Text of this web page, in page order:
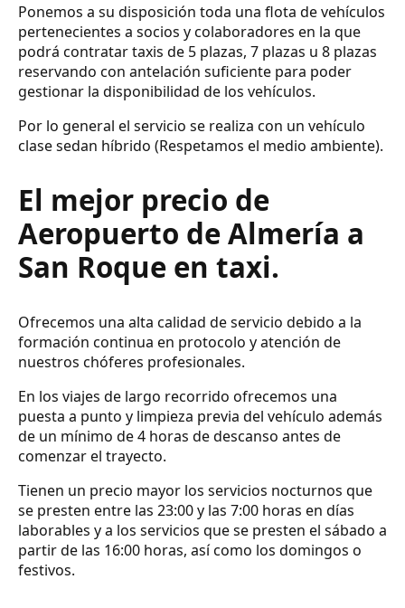
Ponemos a su disposición toda una flota de vehículos
pertenecientes a socios y colaboradores en la que
podrá contratar taxis de 5 plazas, 7 plazas u 8 plazas
reservando con antelación suficiente para poder
gestionar la disponibilidad de los vehículos.
Por lo general el servicio se realiza con un vehículo
clase sedan híbrido (Respetamos el medio ambiente).
El mejor precio de
Aeropuerto de Almería a
San Roque en taxi.
Ofrecemos una alta calidad de servicio debido a la
formación continua en protocolo y atención de
nuestros chóferes profesionales.
En los viajes de largo recorrido ofrecemos una
puesta a punto y limpieza previa del vehículo además
de un mínimo de 4 horas de descanso antes de
comenzar el trayecto.
Tienen un precio mayor los servicios nocturnos que
se presten entre las 23:00 y las 7:00 horas en días
laborables y a los servicios que se presten el sábado a
partir de las 16:00 horas, así como los domingos o
festivos.